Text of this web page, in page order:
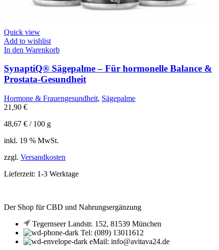
Quick view
Add to wishlist
In den Warenkorb
SynaptiQ® Sägepalme – Für hormonelle Balance &
Prostata-Gesundheit
Hormone & Frauengesundheit, Sägepalme
21,90 €
48,67 € / 100 g
inkl. 19 % MwSt.
zzgl. Versandkosten
Lieferzeit: 1-3 Werktage
Der Shop für CBD und Nahrungsergänzung
Tegernseer Landstr. 152, 81539 München
Tel: (089) 13011612
eMail: info@avitava24.de